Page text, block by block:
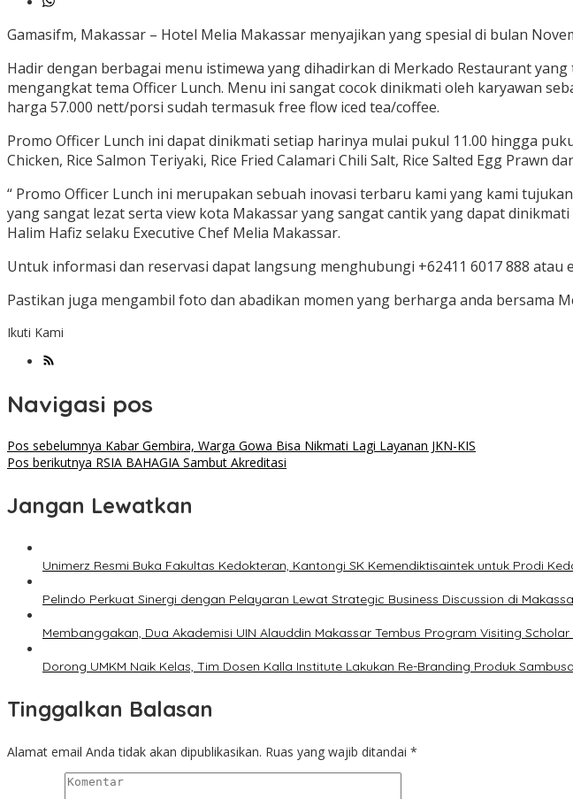
Gamasifm, Makassar – Hotel Melia Makassar menyajikan yang spesial di bulan
Hadir dengan berbagai menu istimewa yang dihadirkan di Merkado Restaurant
mengangkat tema Officer Lunch. Menu ini sangat cocok dinikmati oleh karyawan
harga 57.000 nett/porsi sudah termasuk free flow iced tea/coffee.
Promo Officer Lunch ini dapat dinikmati setiap harinya mulai pukul 11.00 hingga
Chicken, Rice Salmon Teriyaki, Rice Fried Calamari Chili Salt, Rice Salted Egg Prawn
“ Promo Officer Lunch ini merupakan sebuah inovasi terbaru kami yang kami
yang sangat lezat serta view kota Makassar yang sangat cantik yang dapat
Halim Hafiz selaku Executive Chef Melia Makassar.
Untuk informasi dan reservasi dapat langsung menghubungi +62411 6017 888 atau
Pastikan juga mengambil foto dan abadikan momen yang berharga anda bersama
Ikuti Kami
Navigasi pos
Pos sebelumnya Kabar Gembira, Warga Gowa Bisa Nikmati Lagi Layanan JKN-KIS
Pos berikutnya RSIA BAHAGIA Sambut Akreditasi
Jangan Lewatkan
Unimerz Resmi Buka Fakultas Kedokteran, Kantongi SK Kemendiktisaintek untuk Prodi
Pelindo Perkuat Sinergi dengan Pelayaran Lewat Strategic Business Discussion di
Membanggakan, Dua Akademisi UIN Alauddin Makassar Tembus Program Visiting Scholar
Dorong UMKM Naik Kelas, Tim Dosen Kalla Institute Lakukan Re-Branding Produk
Tinggalkan Balasan
Alamat email Anda tidak akan dipublikasikan. Ruas yang wajib ditandai *